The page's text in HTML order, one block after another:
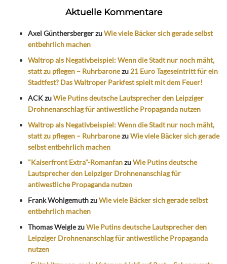
Aktuelle Kommentare
Axel GünthersbergerzuWie viele Bäcker sich gerade selbst
entbehrlich machen
Waltrop als Negativbeispiel: Wenn die Stadt nur noch mäht,
statt zu pflegen – Ruhrbaronezu 21 Euro Tageseintritt für ein
Stadtfest? Das Waltroper Parkfest spielt mit dem Feuer!
ACKzuWie Putins deutsche Lautsprecher den Leipziger
Drohnenanschlag für antiwestliche Propaganda nutzen
Waltrop als Negativbeispiel: Wenn die Stadt nur noch mäht,
statt zu pflegen – RuhrbaronezuWie viele Bäcker sich gerade
selbst entbehrlich machen
"Kaiserfront Extra"-RomanfanzuWie Putins deutsche
Lautsprecher den Leipziger Drohnenanschlag für
antiwestliche Propaganda nutzen
Frank WohlgemuthzuWie viele Bäcker sich gerade selbst
entbehrlich machen
Thomas WeiglezuWie Putins deutsche Lautsprecher den
Leipziger Drohnenanschlag für antiwestliche Propaganda
nutzen